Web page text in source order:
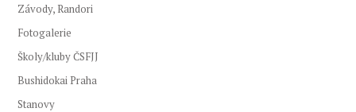
Závody, Randori
Fotogalerie
Školy/kluby ČSFJJ
Bushidokai Praha
Stanovy